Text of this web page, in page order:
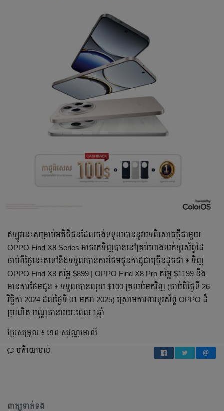
ឥឡូវនេះសម្រាប់អតិថិជនដែលចង់ទទួលបាននូវបទពិសោធថ្មីជាមួយ
OPPO Find X8 Series អាចរកទិញបាននៅគ្រប់ហាងលក់ទូរស័ព្ទដៃ
ចាប់ពីថ្ងៃនេះតទៅនឹងទទួលបានការថែមជូនកាដូជាច្រើនដូចជា ៖ ទិញ
OPPO Find X8 តម្លៃ $899 | OPPO Find X8 Pro តម្លៃ $1199 នឹង
មានការថែមជូន ៖ ទទួលបានលុយ $100 ត្រលប់មកវិញ (ចាប់ពីថ្ងៃទី 26
វិច្ឆិកា 2024 ដល់ថ្ងៃទី 01 មករា 2025) ស្រោមការពារទូរស័ព្ទ OPPO ដ៏
ប្រណិត បណ្ណធានារយៈពេល 1ឆ្នាំ
ប្រែសម្រួល ៖ ទេព សុវណ្ណមោលី
មតិយោបល់
ពាក្យទាក់ទង